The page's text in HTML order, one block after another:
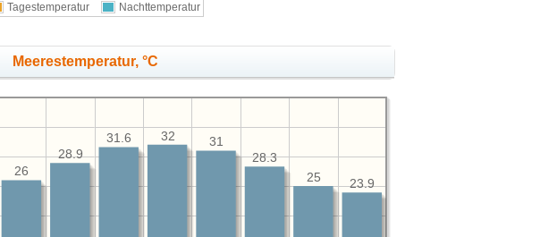
Tagestemperatur Nachttemperatur
Meerestemperatur, °C
23.9
25
28.3
31
32
31.6
28.9
26